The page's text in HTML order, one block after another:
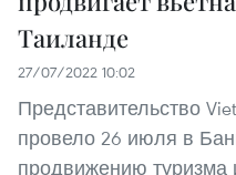
Таиланде
27/07/2022 10:02
Представительство
провело 26 июля в
продвижению туризма